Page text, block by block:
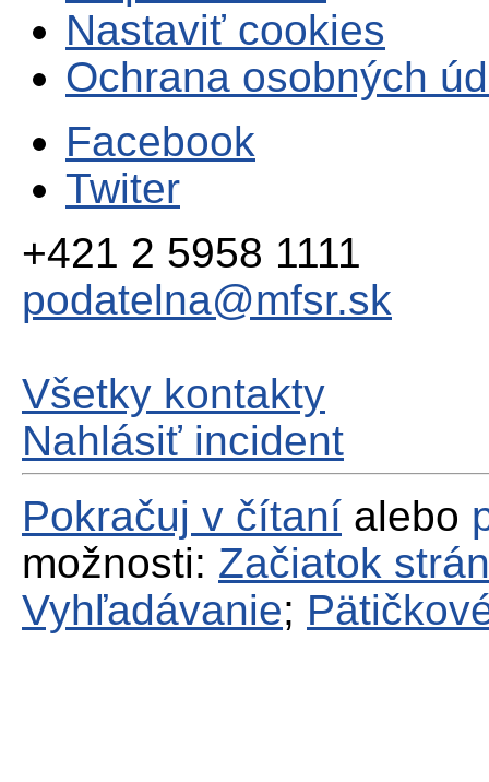
Nastaviť cookies
Ochrana osobných
Facebook
Twiter
+421 2 5958 1111
podatelna@mfsr.sk
Všetky kontakty
Nahlásiť incident
Pokračuj v čítaní alebo
možnosti: Začiatok
Vyhľadávanie;